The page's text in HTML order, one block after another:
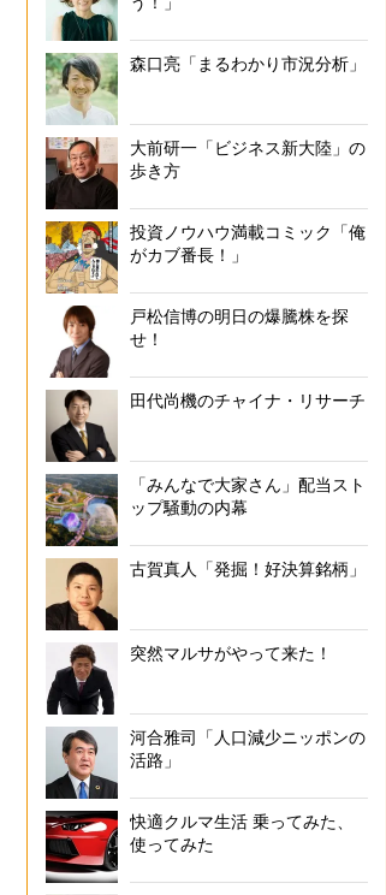
森口亮「まるわかり市況分析」
大前研一「ビジネス新大陸」の
歩き方
投資ノウハウ満載コミック「俺
がカブ番長！」
戸松信博の明日の爆騰株を探
せ！
田代尚機のチャイナ・リサーチ
「みんなで大家さん」配当スト
ップ騒動の内幕
古賀真人「発掘！好決算銘柄」
突然マルサがやって来た！
河合雅司「人口減少ニッポンの
活路」
快適クルマ生活 乗ってみた、
使ってみた